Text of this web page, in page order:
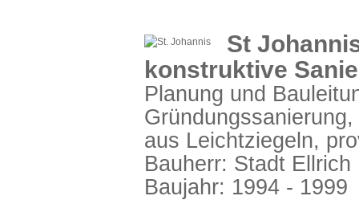
St
konstruktive
Planung und
aus Leichtziegeln,
Bauherr: Stadt Ellrich
Baujahr: 1994 - 1999